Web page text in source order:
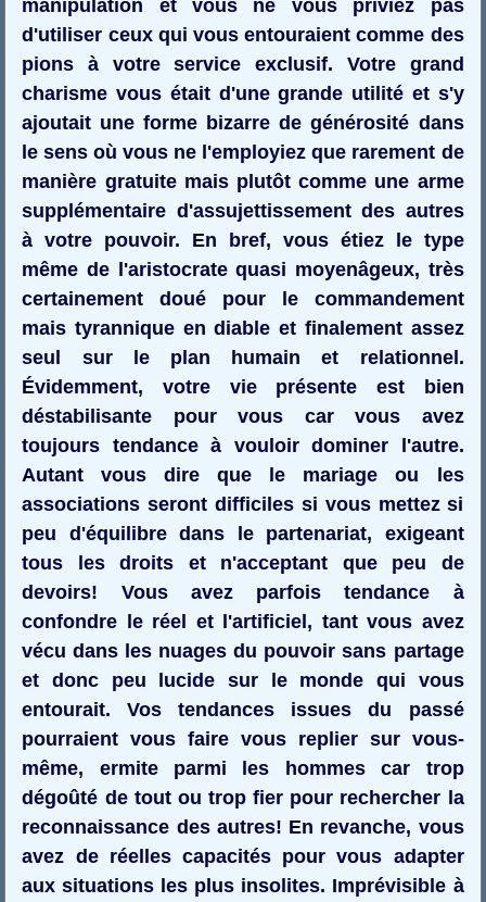
manipulation et vous ne vous priviez pas
d'utiliser ceux qui vous entouraient comme des
pions à votre service exclusif. Votre grand
charisme vous était d'une grande utilité et s'y
ajoutait une forme bizarre de générosité dans
le sens où vous ne l'employiez que rarement de
manière gratuite mais plutôt comme une arme
supplémentaire d'assujettissement des autres
à votre pouvoir. En bref, vous étiez le type
même de l'aristocrate quasi moyenâgeux, très
certainement doué pour le commandement
mais tyrannique en diable et finalement assez
seul sur le plan humain et relationnel.
Évidemment, votre vie présente est bien
déstabilisante pour vous car vous avez
toujours tendance à vouloir dominer l'autre.
Autant vous dire que le mariage ou les
associations seront difficiles si vous mettez si
peu d'équilibre dans le partenariat, exigeant
tous les droits et n'acceptant que peu de
devoirs! Vous avez parfois tendance à
confondre le réel et l'artificiel, tant vous avez
vécu dans les nuages du pouvoir sans partage
et donc peu lucide sur le monde qui vous
entourait. Vos tendances issues du passé
pourraient vous faire vous replier sur vous-
même, ermite parmi les hommes car trop
dégoûté de tout ou trop fier pour rechercher la
reconnaissance des autres! En revanche, vous
avez de réelles capacités pour vous adapter
aux situations les plus insolites. Imprévisible à